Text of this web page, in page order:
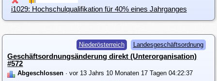
i1029: Hochschulqualifikation für 40% eines Jahrganges
Niederösterreich Landesgeschäftsordnung
Geschäftsordnungsänderung direkt (Unterorganisation)
#572
Abgeschlossen · vor 13 Jahrs 10 Monaten 17 Tagen 04:22:37